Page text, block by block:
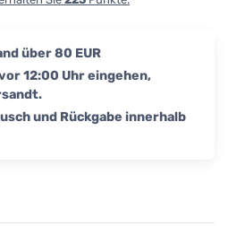
über 80 EUR
12:00 Uhr eingehen,
und Rückgabe innerhalb